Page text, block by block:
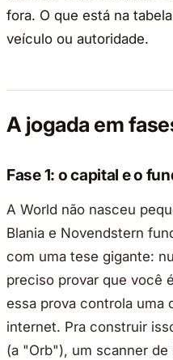
fora. O que está na
veículo ou autoridade.
A jogada em
Fase 1: o capital e o
A World não nasceu
Blania e Novendstern
com uma tese gigante:
preciso provar que você
essa prova controla uma
internet. Pra construir
(a "Orb"), um scanner